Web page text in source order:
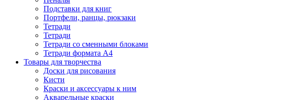
Подставки для книг
Портфели, ранцы, рюкзаки
Тетради
Тетради
Тетради со сменными блоками
Тетради формата А4
Товары для творчества
Доски для рисования
Кисти
Краски и аксессуары к ним
Акварельные краски